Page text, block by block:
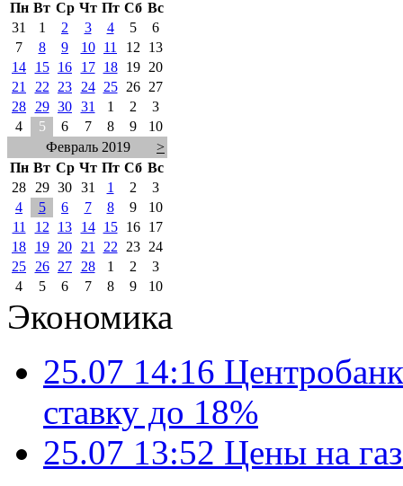
Пн Вт Ср Чт Пт Сб Вс
31
1 2 3 4 5
6
7
8 9 10 11 12
13
14
15 16 17 18 19
20
21
22 23 24 25 26
27
28
29 30 31 1 2
3
4
5 6 7 8 9
10
Февраль 2019
>
Пн Вт Ср Чт Пт Сб Вс
28
29 30 31 1 2
3
4
5 6 7 8 9
10
11
12 13 14 15 16
17
18
19 20 21 22 23
24
25
26 27 28 1 2
3
4
5 6 7 8 9 10
Экономика
25.07 14:16
ставку до 18%
25.07 13:52 Цены на